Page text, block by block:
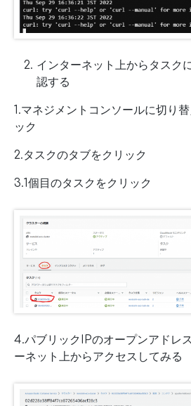
インターネット上からタスク
認する
1.マネジメントコンソールに切り
ック
2.タスクのタブをクリック
3.1個目のタスクをクリック
4.パブリックIPのオープンアドレ
ーネット上からアクセスしてみる